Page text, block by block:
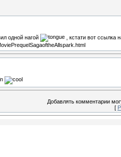
одной нагой
, кстати вот
Добавлять комментарии
[